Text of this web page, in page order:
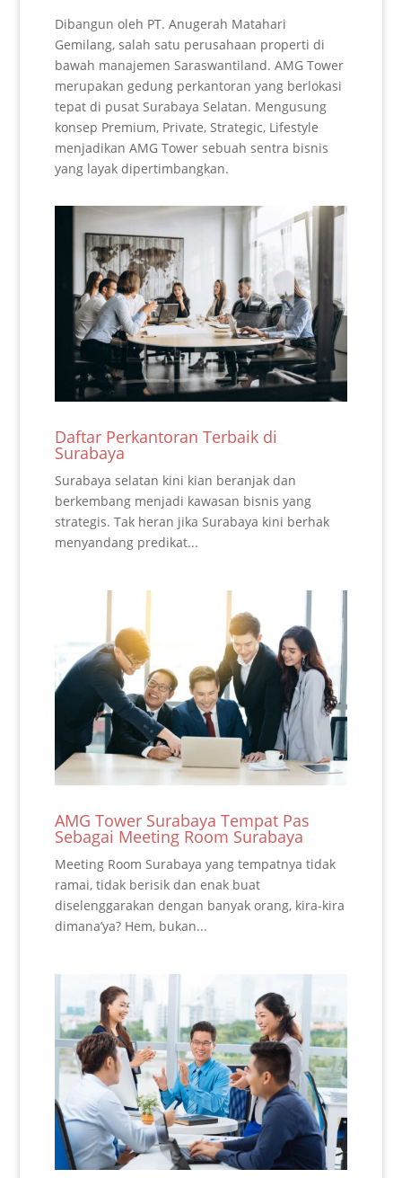
Dibangun oleh PT. Anugerah Matahari
Gemilang, salah satu perusahaan properti di
bawah manajemen Saraswantiland. AMG Tower
merupakan gedung perkantoran yang berlokasi
tepat di pusat Surabaya Selatan. Mengusung
konsep Premium, Private, Strategic, Lifestyle
menjadikan AMG Tower sebuah sentra bisnis
yang layak dipertimbangkan.
Daftar Perkantoran Terbaik di
Surabaya
Surabaya selatan kini kian beranjak dan
berkembang menjadi kawasan bisnis yang
strategis. Tak heran jika Surabaya kini berhak
menyandang predikat...
AMG Tower Surabaya Tempat Pas
Sebagai Meeting Room Surabaya
Meeting Room Surabaya yang tempatnya tidak
ramai, tidak berisik dan enak buat
diselenggarakan dengan banyak orang, kira-kira
dimana’ya? Hem, bukan...